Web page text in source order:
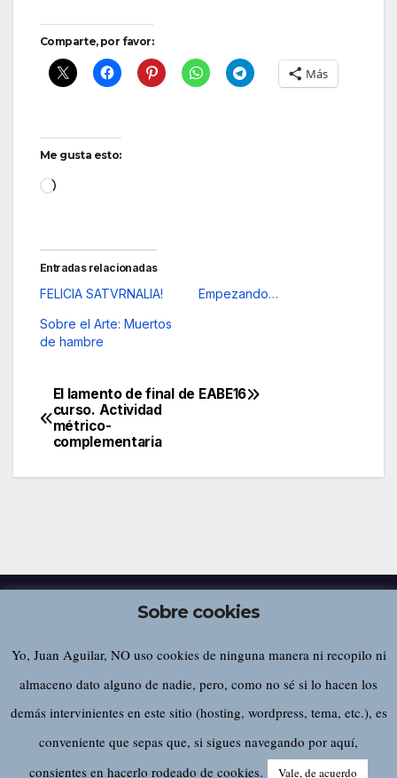
Comparte, por favor:
Más
Me gusta esto:
Cargando...
Entradas relacionadas
FELICIA SATVRNALIA!
Empezando…
Sobre el Arte: Muertos
de hambre
Navegación
de
entradas
EABE16
El lamento de final de
curso. Actividad
métrico-
complementaria
Juan Aguilar
Funciona gracias a WordPress|Tema:Newsupde Themeansar
Sobre cookies
Yo, Juan Aguilar, NO uso cookies de ninguna manera ni recopilo ni
almaceno dato alguno de nadie, pero, como no sé si lo hacen los
demás intervinientes en este sitio (hosting, wordpress, tema, etc.), es
conveniente que sepas que, si sigues navegando por aquí,
consientes en hacerlo rodeado de cookies.
Vale, de acuerdo